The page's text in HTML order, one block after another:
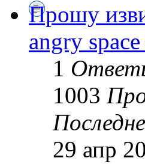
Прошу
angry
1
1003
29 апр